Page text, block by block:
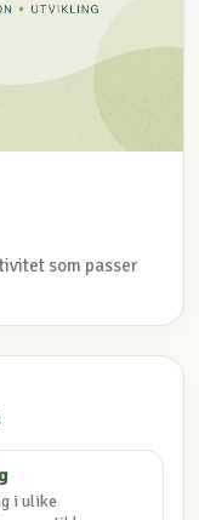
som passer
i ulike